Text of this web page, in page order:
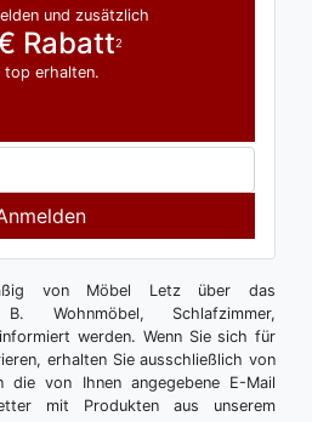
und zusätzlich
Rabatt2
top erhalten.
von Möbel Letz über das
Wohnmöbel, Schlafzimmer,
werden. Wenn Sie sich für
erhalten Sie ausschließlich von
die von Ihnen angegebene E-Mail
mit Produkten aus unserem